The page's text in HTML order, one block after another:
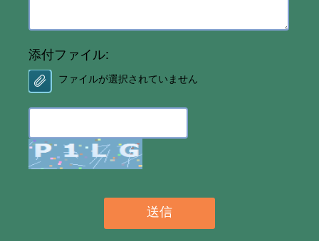
添付ファイル:
ファイルが選択されていません